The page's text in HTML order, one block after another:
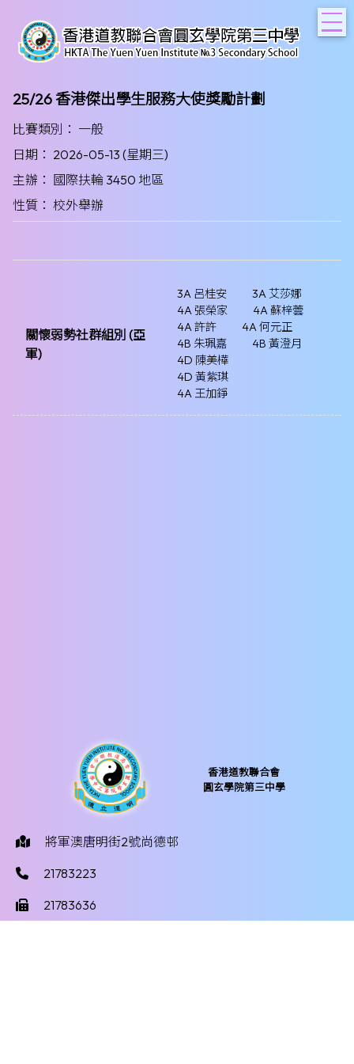
25/26 香港傑出學生服務大使獎勵計劃
比賽類別： 一般
日期： 2026-05-13 (星期三)
主辦： 國際扶輪 3450 地區
性質： 校外舉辦
關懷弱勢社群組別 (亞
軍)
3A 呂桂安
3A 艾莎娜
4A 張榮家
4A 蘇梓蕓
4A 許許
4A 何元正
4B 朱珮嘉
4B 黃澄月
4D 陳美樺
4D 黃紫琪
4A 王加錚
香港道教聯合會
圓玄學院第三中學
將軍澳唐明街2號尚德邨
21783223
21783636